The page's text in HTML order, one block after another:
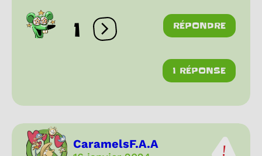
1 Ouvrir les réactions
RÉPONDRE
1 RÉPONSE
CaramelsF.A.A